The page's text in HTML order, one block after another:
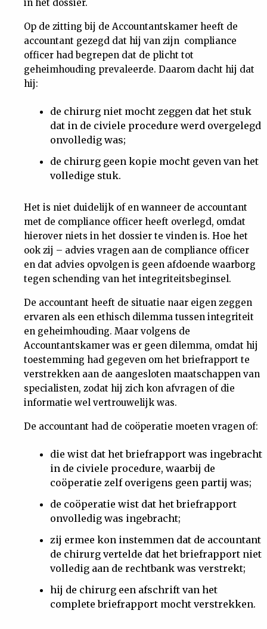
in het dossier.
Op de zitting bij de Accountantskamer heeft de
accountant gezegd dat hij van zijn compliance
officer had begrepen dat de plicht tot
geheimhouding prevaleerde. Daarom dacht hij dat
hij:
de chirurg niet mocht zeggen dat het stuk
dat in de civiele procedure werd overgelegd
onvolledig was;
de chirurg geen kopie mocht geven van het
volledige stuk.
Het is niet duidelijk of en wanneer de accountant
met de compliance officer heeft overlegd, omdat
hierover niets in het dossier te vinden is. Hoe het
ook zij – advies vragen aan de compliance officer
en dat advies opvolgen is geen afdoende waarborg
tegen schending van het integriteitsbeginsel.
De accountant heeft de situatie naar eigen zeggen
ervaren als een ethisch dilemma tussen integriteit
en geheimhouding. Maar volgens de
Accountantskamer was er geen dilemma, omdat hij
toestemming had gegeven om het briefrapport te
verstrekken aan de aangesloten maatschappen van
specialisten, zodat hij zich kon afvragen of die
informatie wel vertrouwelijk was.
De accountant had de coöperatie moeten vragen of:
die wist dat het briefrapport was ingebracht
in de civiele procedure, waarbij de
coöperatie zelf overigens geen partij was;
de coöperatie wist dat het briefrapport
onvolledig was ingebracht;
zij ermee kon instemmen dat de accountant
de chirurg vertelde dat het briefrapport niet
volledig aan de rechtbank was verstrekt;
hij de chirurg een afschrift van het
complete briefrapport mocht verstrekken.